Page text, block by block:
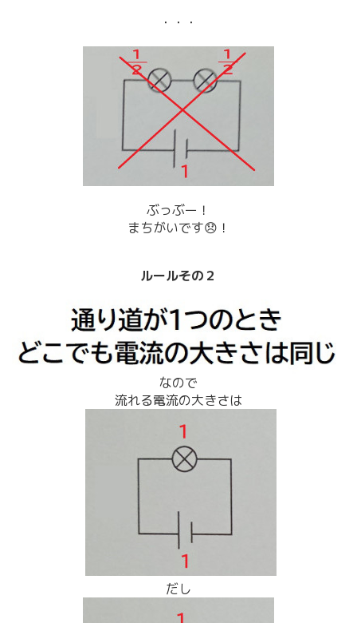
・・・
ぶっぶー！
まちがいです😞！
ルールその２
なので
流れる電流の大きさは
だし